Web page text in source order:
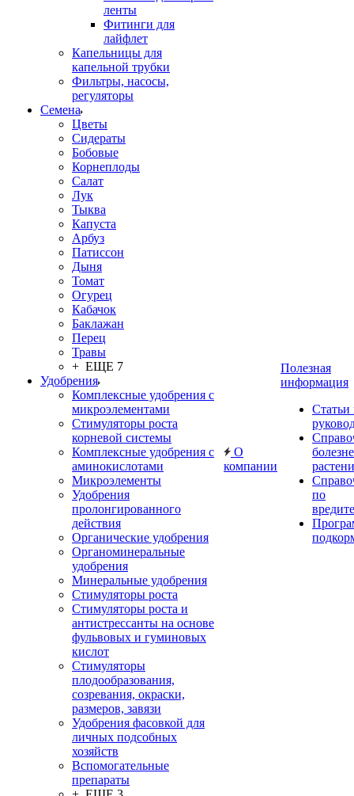
ленты
Фитинги для
лайфлет
Капельницы для
капельной трубки
Фильтры, насосы,
регуляторы
Семена
Цветы
Сидераты
Бобовые
Корнеплоды
Салат
Лук
Тыква
Капуста
Арбуз
Патиссон
Дыня
Томат
Огурец
Кабачок
Баклажан
Перец
Травы
+ ЕЩЕ 7
Удобрения
Комплексные удобрения с
микроэлементами
Стимуляторы роста
корневой системы
Комплексные удобрения с
аминокислотами
Микроэлементы
Удобрения
пролонгированного
действия
Органические удобрения
Органоминеральные
удобрения
Минеральные удобрения
Стимуляторы роста
Стимуляторы роста и
антистрессанты на основе
фульвовых и гуминовых
кислот
Стимуляторы
плодообразования,
созревания, окраски,
размеров, завязи
Удобрения фасовкой для
личных подсобных
хозяйств
Вспомогательные
препараты
О
компании
Полезная
информация
Статьи
по